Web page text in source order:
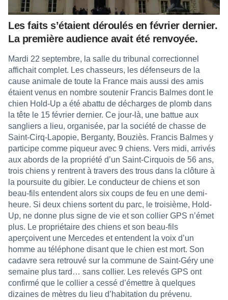
Les faits s’étaient déroulés en février dernier.
La première audience avait été renvoyée.
Mardi 22 septembre, la salle du tribunal correctionnel
affichait complet. Les chasseurs, les défenseurs de la
cause animale de toute la France mais aussi des amis
étaient venus en nombre soutenir Francis Balmes dont le
chien Hold-Up a été abattu de décharges de plomb dans
la tête le 15 février dernier. Ce jour-là, une battue aux
sangliers a lieu, organisée, par la société de chasse de
Saint-Cirq-Lapopie, Berganty, Bouziès. Francis Balmes y
participe comme piqueur avec 9 chiens. Vers midi, arrivés
aux abords de la propriété d’un Saint-Cirquois de 56 ans,
trois chiens y rentrent à travers des trous dans la clôture à
la poursuite du gibier. Le conducteur de chiens et son
beau-fils entendent alors six coups de feu en une demi-
heure. Si deux chiens sortent du parc, le troisième, Hold-
Up, ne donne plus signe de vie et son collier GPS n’émet
plus. Le propriétaire des chiens et son beau-fils
aperçoivent une Mercedes et entendent la voix d’un
homme au téléphone disant que le chien est mort. Son
cadavre sera retrouvé sur la commune de Saint-Géry une
semaine plus tard… sans collier. Les relevés GPS ont
confirmé que le collier a cessé d’émettre à quelques
dizaines de mètres du lieu d’habitation du prévenu.